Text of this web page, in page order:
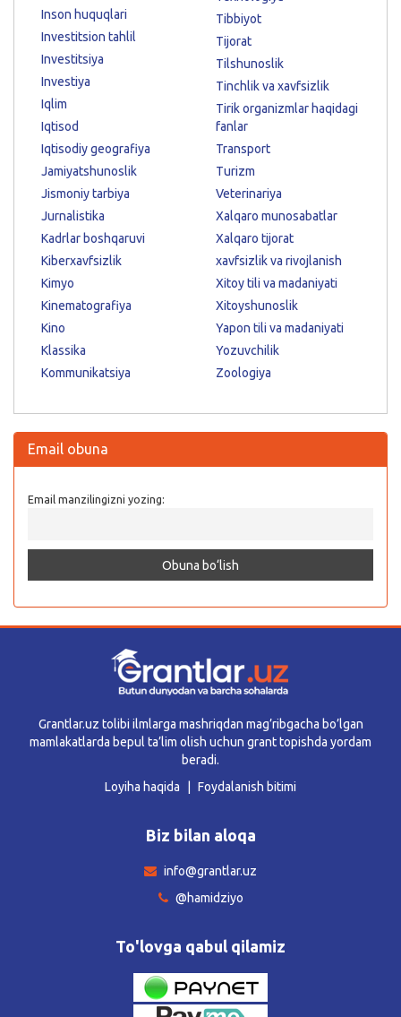
Inson huquqlari
Investitsion tahlil
Investitsiya
Investiya
Iqlim
Iqtisod
Iqtisodiy geografiya
Jamiyatshunoslik
Jismoniy tarbiya
Jurnalistika
Kadrlar boshqaruvi
Kiberxavfsizlik
Kimyo
Kinematografiya
Kino
Klassika
Kommunikatsiya
Tibbiyot
Tijorat
Tilshunoslik
Tinchlik va xavfsizlik
Tirik organizmlar haqidagi
fanlar
Transport
Turizm
Veterinariya
Xalqaro munosabatlar
Xalqaro tijorat
xavfsizlik va rivojlanish
Xitoy tili va madaniyati
Xitoyshunoslik
Yapon tili va madaniyati
Yozuvchilik
Zoologiya
Email obuna
Email manzilingizni yozing:
Grantlar.uz tolibi ilmlarga mashriqdan mag’ribgacha bo’lgan
mamlakatlarda bepul ta’lim olish uchun grant topishda yordam
beradi.
Loyiha haqida
Foydalanish bitimi
Biz bilan aloqa
info@grantlar.uz
@hamidziyo
To'lovga qabul qilamiz